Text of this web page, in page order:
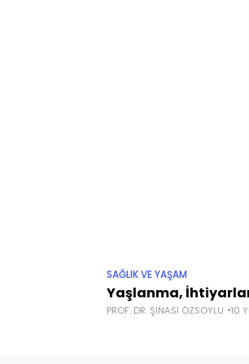
SAĞLIK VE YAŞAM
Yaşlanma,
PROF. DR. ŞINASI ÖZSOYLU 10